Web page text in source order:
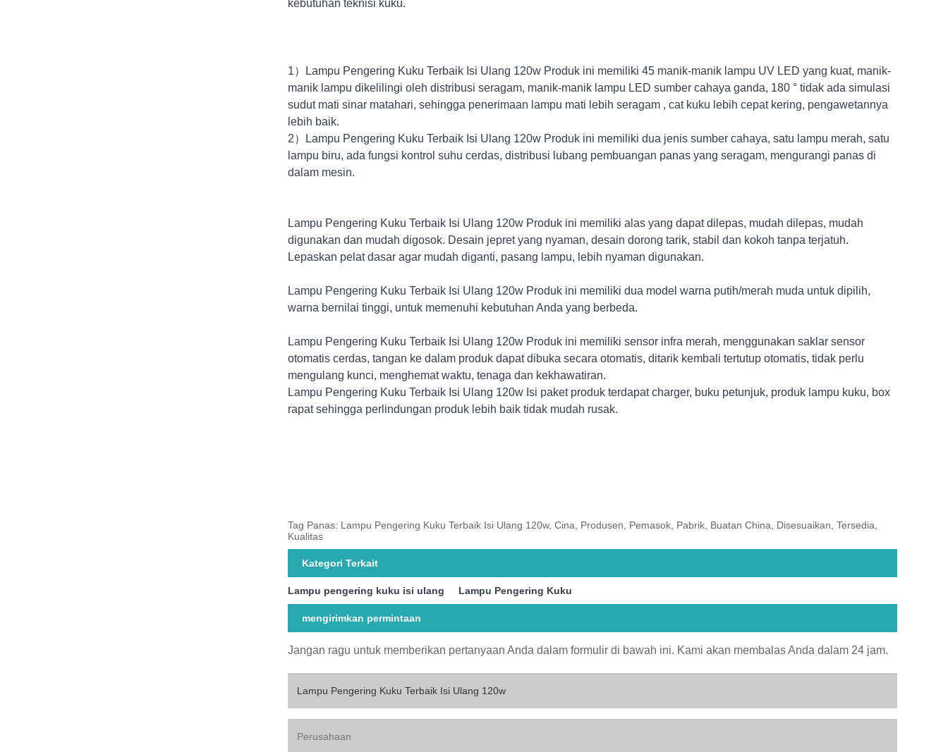
kebutuhan teknisi kuku.
1）Lampu Pengering Kuku Terbaik Isi Ulang 120w Produk ini memiliki 45 manik-manik lampu UV LED yang kuat, manik-
manik lampu dikelilingi oleh distribusi seragam, manik-manik lampu LED sumber cahaya ganda, 180 ° tidak ada simulasi
sudut mati sinar matahari, sehingga penerimaan lampu mati lebih seragam , cat kuku lebih cepat kering, pengawetannya
lebih baik.
2）Lampu Pengering Kuku Terbaik Isi Ulang 120w Produk ini memiliki dua jenis sumber cahaya, satu lampu merah, satu
lampu biru, ada fungsi kontrol suhu cerdas, distribusi lubang pembuangan panas yang seragam, mengurangi panas di
dalam mesin.
Lampu Pengering Kuku Terbaik Isi Ulang 120w Produk ini memiliki alas yang dapat dilepas, mudah dilepas, mudah
digunakan dan mudah digosok. Desain jepret yang nyaman, desain dorong tarik, stabil dan kokoh tanpa terjatuh.
Lepaskan pelat dasar agar mudah diganti, pasang lampu, lebih nyaman digunakan.
Lampu Pengering Kuku Terbaik Isi Ulang 120w Produk ini memiliki dua model warna putih/merah muda untuk dipilih,
warna bernilai tinggi, untuk memenuhi kebutuhan Anda yang berbeda.
Lampu Pengering Kuku Terbaik Isi Ulang 120w Produk ini memiliki sensor infra merah, menggunakan saklar sensor
otomatis cerdas, tangan ke dalam produk dapat dibuka secara otomatis, ditarik kembali tertutup otomatis, tidak perlu
mengulang kunci, menghemat waktu, tenaga dan kekhawatiran.
Lampu Pengering Kuku Terbaik Isi Ulang 120w Isi paket produk terdapat charger, buku petunjuk, produk lampu kuku, box
rapat sehingga perlindungan produk lebih baik tidak mudah rusak.
Tag Panas: Lampu Pengering Kuku Terbaik Isi Ulang 120w, Cina, Produsen, Pemasok, Pabrik, Buatan China, Disesuaikan, Tersedia,
Kualitas
Kategori Terkait
Lampu pengering kuku isi ulang Lampu Pengering Kuku
mengirimkan permintaan
Jangan ragu untuk memberikan pertanyaan Anda dalam formulir di bawah ini. Kami akan membalas Anda dalam 24 jam.